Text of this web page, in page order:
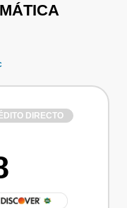
DIRECTO